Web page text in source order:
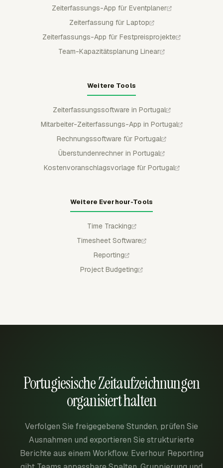
Zeiterfassungs-App für Eventplaner
Zeiterfassung für Laptop
Zeiterfassungs-App für Festpreisprojekte
Team-Kapazitätsplanung Linear
Weitere Tools
Zeiterfassungssoftware in Portugal
Mitarbeiter-Zeiterfassungs-App in Portugal
Rechnungssoftware für Portugal
Überstundenrechner in Portugal
Kostenvoranschlagsvorlage für Portugal
Weitere Everhour-Tools
Time Tracking
Timesheet Software
Reporting
Project Budgeting
Portugiesische Zeitaufzeichnungen
organisiert halten
Verfolgen Sie freigegebene Stunden, prüfen Sie
Ausnahmen und exportieren Sie strukturierte
Berichte aus einem Workflow. Everhour Reporting